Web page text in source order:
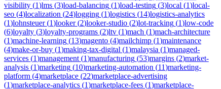
visibility (1)lms (3)load-balancing (1)load-testing (3)local (1)local-
seo (4)localization (24)logging (1)logistics (14)logistics-analytics
(1)lohnsteuer(1)looker(2)looker-studio (2)lot-tracking (1)low-code
(6)loyalty (3)loyalty-programs (2)ltv (1)mach (1)mach-architecture
(1)machine-learning (13)magento (4)mailchimp (1)maintenance
(4)make-or-buy (1)making-tax-digital (1)malaysia (1)managed-
services (1)management (1)manufacturing (53)margins (2)market-
analysis (1)marketing (10)marketing-automation (11)marketing-
platform (4)marketplace (22)marketplace-advertising
(1)marketplace-analytics (1)marketplace-fees (1)marketplace-